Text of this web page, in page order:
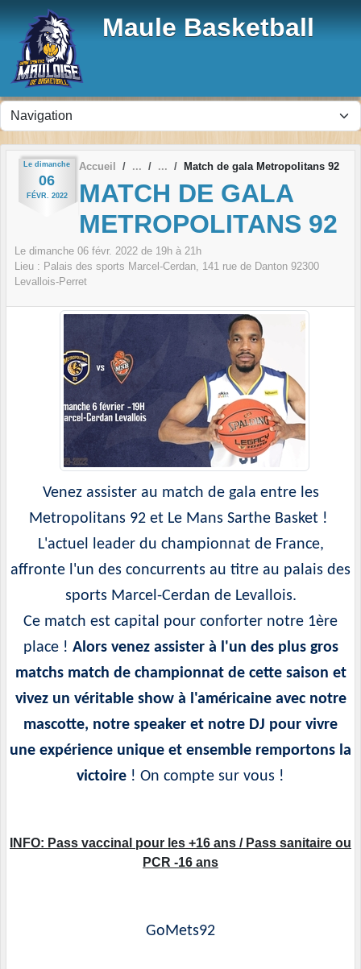
Maule Basketball
Le dimanche
06
FÉVR. 2022
Accueil Match de gala Metropolitans 92
MATCH DE GALA
METROPOLITANS 92
Le dimanche 06 févr. 2022 de 19h à 21h
Lieu : Palais des sports Marcel-Cerdan, 141 rue de Danton 92300
Levallois-Perret
Venez assister au match de gala entre les
Metropolitans 92 et Le Mans Sarthe Basket !
L'actuel leader du championnat de France,
affronte l'un des concurrents au titre au palais des
sports Marcel-Cerdan de Levallois.
Ce match est capital pour conforter notre 1ère
place ! Alors venez assister à l'un des plus gros
matchs match de championnat de cette saison et
vivez un véritable show à l'américaine avec notre
mascotte, notre speaker et notre DJ pour vivre
une expérience unique et ensemble remportons la
victoire ! On compte sur vous !
INFO: Pass vaccinal pour les +16 ans / Pass sanitaire ou
PCR -16 ans
GoMets92
Panneau de gestion des cookies